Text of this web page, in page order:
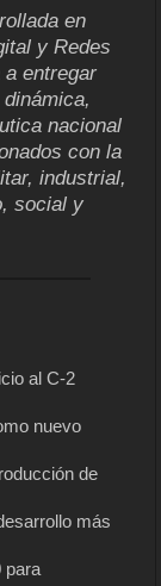
en
y Redes
entregar
nacional
con la
industrial,
social y
al C-2
nuevo
de
más
para